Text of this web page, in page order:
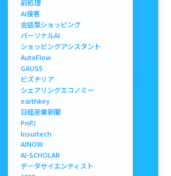
前処理
AI接客
会話型ショッピング
パーソナルAI
ショッピングアシスタント
AutoFlow
GAUSS
ビズテリア
シェアリングエコノミー
earthkey
日経産業新聞
PnPJ
Insurtech
AINOW
AI-SCHOLAR
データサイエンティスト